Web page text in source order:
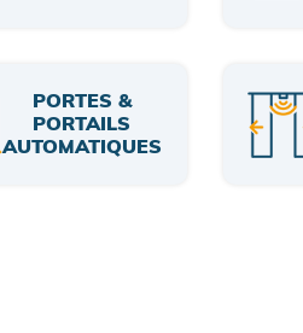
PORTES &
PORTAILS
AUTOMATIQUES